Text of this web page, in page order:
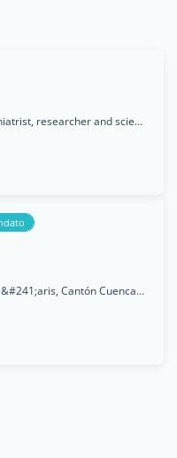
Jose Romeo Mackliff Hidalgo, Psychiatrist, researcher and scientist from Ecuador, born in Guayaquil, Ecuador (1.939-present). Creator of the B.E.A.M. (Bi-lateral Electrocoagulation of the adrenal marr
Viracochabamba y Paseo de los Ca&#241;aris, Cantón Cuenca, Azuay